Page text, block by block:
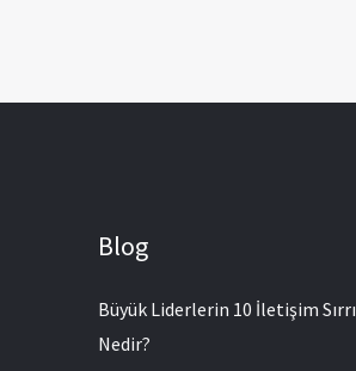
Blog
Büyük Liderlerin 10 İletişim Sırrı
Nedir?